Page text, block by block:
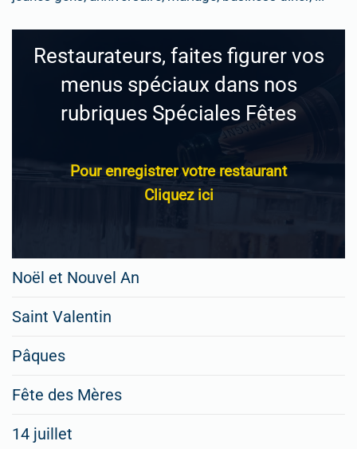
Restaurateurs, faites figurer vos
menus spéciaux dans nos
rubriques Spéciales Fêtes
Pour enregistrer votre restaurant
Cliquez ici
Noël et Nouvel An
Saint Valentin
Pâques
Fête des Mères
14 juillet